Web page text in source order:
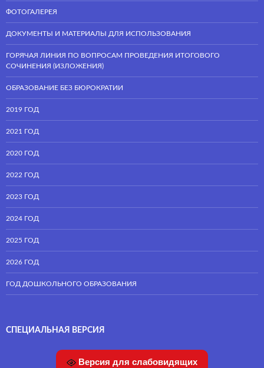
ФОТОГАЛЕРЕЯ
ДОКУМЕНТЫ И МАТЕРИАЛЫ ДЛЯ ИСПОЛЬЗОВАНИЯ
ГОРЯЧАЯ ЛИНИЯ ПО ВОПРОСАМ ПРОВЕДЕНИЯ ИТОГОВОГО
СОЧИНЕНИЯ (ИЗЛОЖЕНИЯ)
ОБРАЗОВАНИЕ БЕЗ БЮРОКРАТИИ
2019 ГОД
2021 ГОД
2020 ГОД
2022 ГОД
2023 ГОД
2024 ГОД
2025 ГОД
2026 ГОД
ГОД ДОШКОЛЬНОГО ОБРАЗОВАНИЯ
СПЕЦИАЛЬНАЯ ВЕРСИЯ
Версия для слабовидящих